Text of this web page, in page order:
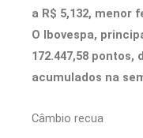
a R$ 5,132, menor
O Ibovespa,
172.447,58 pontos,
acumulados na
Câmbio recua